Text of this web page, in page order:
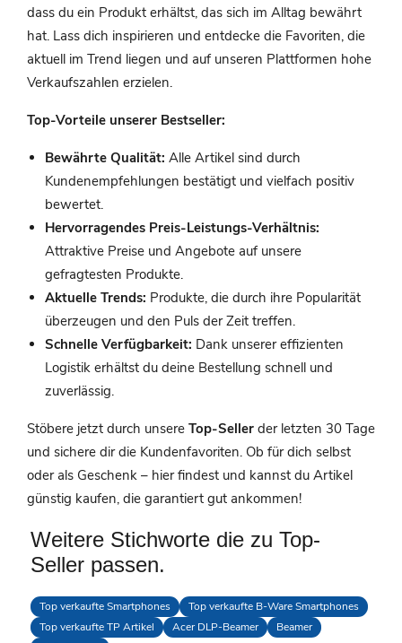
dass du ein Produkt erhältst, das sich im Alltag bewährt
hat. Lass dich inspirieren und entdecke die Favoriten, die
aktuell im Trend liegen und auf unseren Plattformen hohe
Verkaufszahlen erzielen.
Top-Vorteile unserer Bestseller:
Bewährte Qualität: Alle Artikel sind durch
Kundenempfehlungen bestätigt und vielfach positiv
bewertet.
Hervorragendes Preis-Leistungs-Verhältnis:
Attraktive Preise und Angebote auf unsere
gefragtesten Produkte.
Aktuelle Trends: Produkte, die durch ihre Popularität
überzeugen und den Puls der Zeit treffen.
Schnelle Verfügbarkeit: Dank unserer effizienten
Logistik erhältst du deine Bestellung schnell und
zuverlässig.
Stöbere jetzt durch unsere Top-Seller der letzten 30 Tage
und sichere dir die Kundenfavoriten. Ob für dich selbst
oder als Geschenk – hier findest und kannst du Artikel
günstig kaufen, die garantiert gut ankommen!
Weitere Stichworte die zu Top-
Seller passen.
Top verkaufte Smartphones
Top verkaufte B-Ware Smartphones
Top verkaufte TP Artikel
Acer DLP-Beamer
Beamer